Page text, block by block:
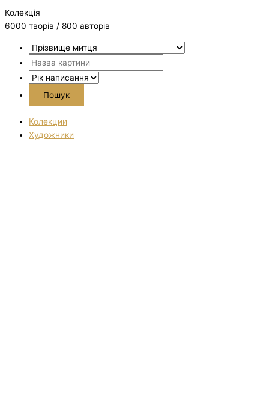
Колекція
6000 творiв / 800 авторів
Колекции
Художники